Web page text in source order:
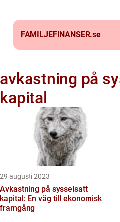
FAMILJEFINANSER.se
avkastning på
kapital
29 augusti 2023
Avkastning på sysselsatt
kapital: En väg till ekonomisk
framgång